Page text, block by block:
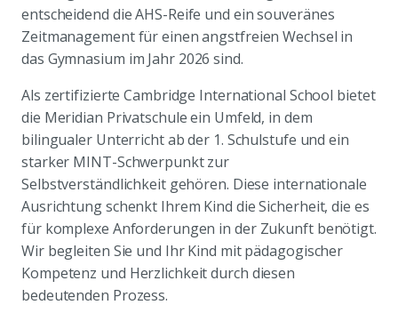
entscheidend die AHS-Reife und ein souveränes
Zeitmanagement für einen angstfreien Wechsel in
das Gymnasium im Jahr 2026 sind.
Als zertifizierte Cambridge International School bietet
die Meridian Privatschule ein Umfeld, in dem
bilingualer Unterricht ab der 1. Schulstufe und ein
starker MINT-Schwerpunkt zur
Selbstverständlichkeit gehören. Diese internationale
Ausrichtung schenkt Ihrem Kind die Sicherheit, die es
für komplexe Anforderungen in der Zukunft benötigt.
Wir begleiten Sie und Ihr Kind mit pädagogischer
Kompetenz und Herzlichkeit durch diesen
bedeutenden Prozess.